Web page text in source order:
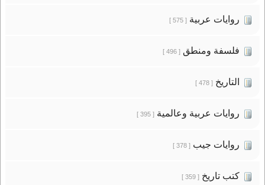
روايات عربية[ 575 ]
فلسفة ومنطق[ 496 ]
التاريخ[ 478 ]
روايات عربية وعالمية[ 395 ]
روايات جيب[ 378 ]
كتب تاريخ[ 359 ]